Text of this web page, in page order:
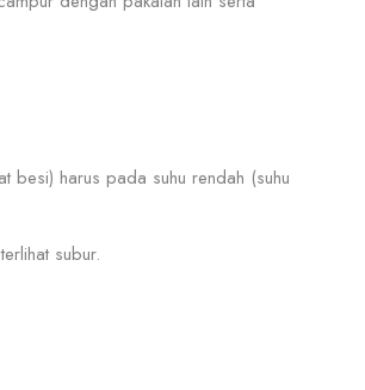
besi) harus pada suhu rendah (suhu
subur.